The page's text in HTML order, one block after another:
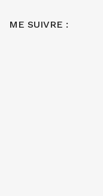
ME SUIVRE :